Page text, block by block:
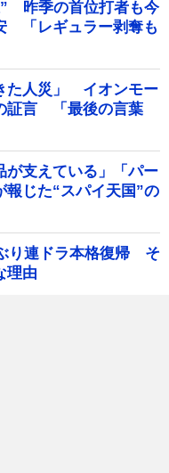
昨季の首位打者も今
「レギュラー剥奪も
た人災」 イオンモー
証言 「最後の言葉
が支えている」「パー
報じた“スパイ天国”の
り連ドラ本格復帰 そ
理由